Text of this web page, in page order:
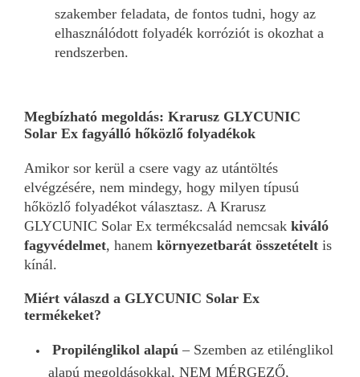
szakember feladata, de fontos tudni, hogy az
elhasználódott folyadék korróziót is okozhat a
rendszerben.
Megbízható megoldás: Krarusz GLYCUNIC
Solar Ex fagyálló hőközlő folyadékok
Amikor sor kerül a csere vagy az utántöltés
elvégzésére, nem mindegy, hogy milyen típusú
hőközlő folyadékot választasz. A Krarusz
GLYCUNIC Solar Ex termékcsalád nemcsak kiváló
fagyvédelmet, hanem környezetbarát összetételt is
kínál.
Miért válaszd a GLYCUNIC Solar Ex
termékeket?
Propilénglikol alapú – Szemben az etilénglikol
alapú megoldásokkal, NEM MÉRGEZŐ,